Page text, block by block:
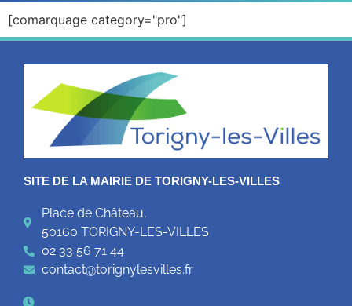
[comarquage category="pro"]
SITE DE LA MAIRIE DE TORIGNY-LES-VILLES
Place de Château,
50160 TORIGNY-LES-VILLES
02 33 56 71 44
contact@torignylesvilles.fr